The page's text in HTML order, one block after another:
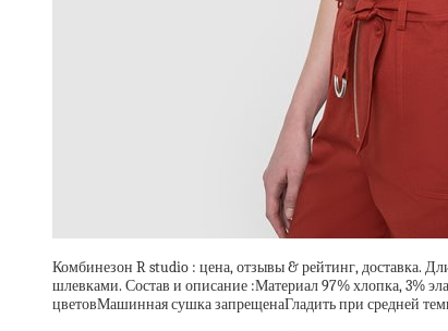
Комбинезон R studio : цена, отзывы & рейтинг, доставка.
шлевками. Состав и описание :Материал 97% хлопка, 3%
цветовМашинная сушка запрещенаГладить при средней